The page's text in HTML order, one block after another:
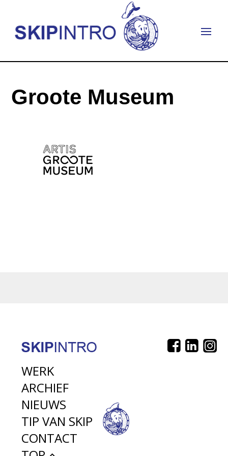
Groote Museum
WERK
ARCHIEF
NIEUWS
TIP VAN SKIP
CONTACT